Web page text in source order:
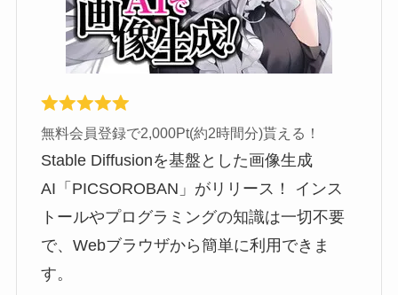
無料会員登録で2,000Pt(約2時間分)貰える！
Stable Diffusionを基盤とした画像生成
AI「PICSOROBAN」がリリース！ インス
トールやプログラミングの知識は一切不要
で、Webブラウザから簡単に利用できま
す。